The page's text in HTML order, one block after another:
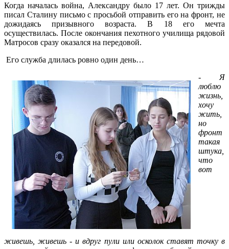
Когда началась война, Александру было 17 лет. Он трижды
писал Сталину письмо с просьбой отправить его на фронт, не
дожидаясь призывного возраста. В 18 его мечта
осуществилась. После окончания пехотного училища рядовой
Матросов сразу оказался на передовой.
Его служба длилась ровно один день…
- Я
люблю
жизнь,
хочу
жить,
но
фронт
такая
штука,
что
вот
живешь, живешь - и вдруг пули или осколок ставят точку в